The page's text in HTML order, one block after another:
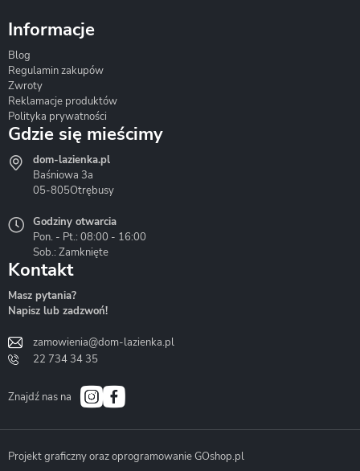
Hydrostop
Liveno
Bath&Spa
Informacje
Blog
Regulamin zakupów
Zwroty
Reklamacje produktów
Polityka prywatności
Gdzie się mieścimy
dom-lazienka.pl
Baśniowa 3a
05-805Otrębusy
Godziny otwarcia
Pon. - Pt.: 08:00 - 16:00
Sob.: Zamknięte
Kontakt
Masz pytania?
Napisz lub zadzwoń!
zamowienia@dom-lazienka.pl
22 734 34 35
Znajdź nas na
Projekt graficzny oraz oprogramowanie GOshop.pl